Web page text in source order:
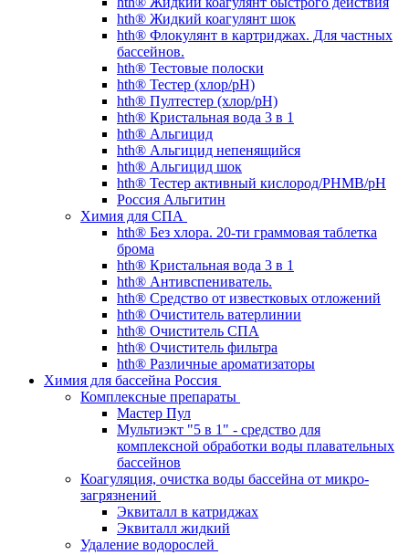
hth® Жидкий коагулянт шок
hth® Флокулянт в картриджах. Для частных
бассейнов.
hth® Тестовые полоски
hth® Тестер (хлор/pH)
hth® Пултестер (хлор/pH)
hth® Кристальная вода 3 в 1
hth® Альгицид
hth® Альгицид непенящийся
hth® Альгицид шок
hth® Тестер активный кислород/PHMB/pH
Россия Альгитин
Химия для СПА
hth® Без хлора. 20-ти граммовая таблетка
брома
hth® Кристальная вода 3 в 1
hth® Антивспениватель.
hth® Средство от известковых отложений
hth® Очиститель ватерлинии
hth® Очиститель СПА
hth® Очиститель фильтра
hth® Различные ароматизаторы
Химия для бассейна Россия
Комплексные препараты
Мастер Пул
Мультиэкт "5 в 1" - средство для
комплексной обработки воды плавательных
бассейнов
Коагуляция, очистка воды бассейна от микро-
загрязнений
Эквиталл в катриджах
Эквиталл жидкий
Удаление водорослей